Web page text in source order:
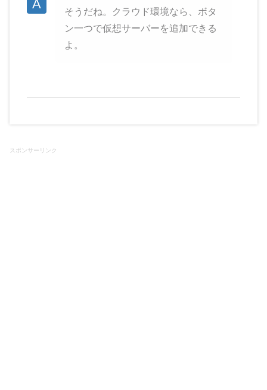
そうだね。クラウド環境なら、ボタ
ン一つで仮想サーバーを追加できる
よ。
スポンサーリンク